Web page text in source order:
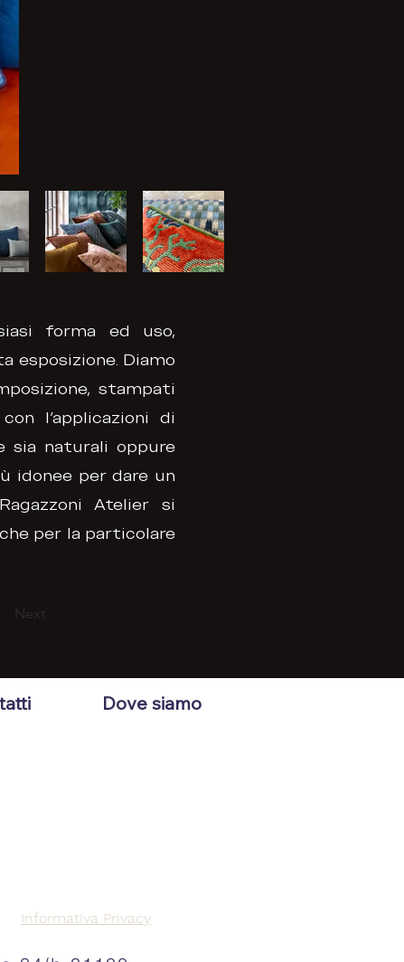
forma ed uso,
esposizione. Diamo
stampati
l'applicazioni di
sia naturali oppure
idonee per dare un
Atelier si
per la particolare
Next
Dove siamo
Informativa Privacy